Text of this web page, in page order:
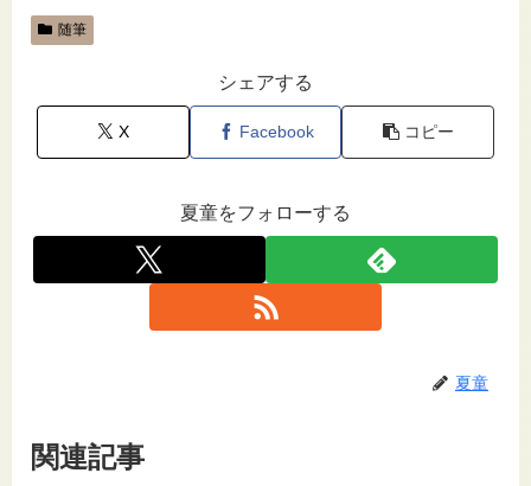
随筆
シェアする
X Facebook コピー
夏童をフォローする
夏童
関連記事